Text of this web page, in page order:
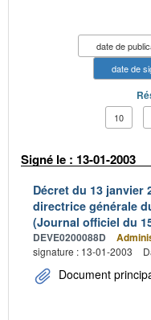
date de
date de
10
Signé le : 13-01-2003
Décret du 13 janvier
directrice générale
(Journal officiel du
DEVE0200088D
signature : 13-01-2003
Document